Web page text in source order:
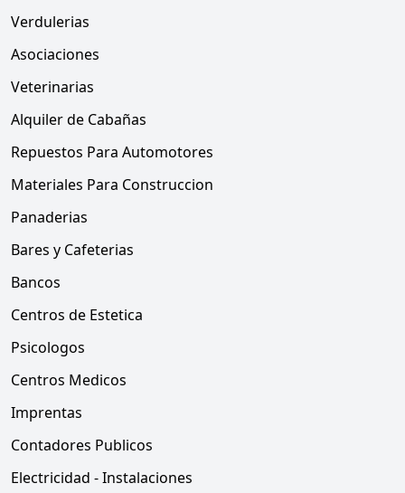
Verdulerias
Asociaciones
Veterinarias
Alquiler de Cabañas
Repuestos Para Automotores
Materiales Para Construccion
Panaderias
Bares y Cafeterias
Bancos
Centros de Estetica
Psicologos
Centros Medicos
Imprentas
Contadores Publicos
Electricidad - Instalaciones